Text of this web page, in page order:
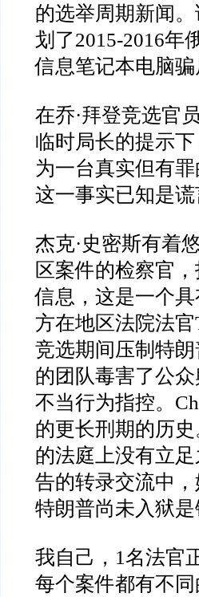
的选举周期新闻
划了2015-2016年
信息笔记本电脑
在乔·拜登竞选官
临时局长的提示下
为一台真实但有
这一事实已知是
杰克·史密斯有着
区案件的检察官
信息，这是一个
方在地区法院法官
竞选期间压制特
的团队毒害了公
不当行为指控。
的更长刑期的历
的法庭上没有立
告的转录交流中
特朗普尚未入狱是
我自己， 1名法官
每个案件都有不